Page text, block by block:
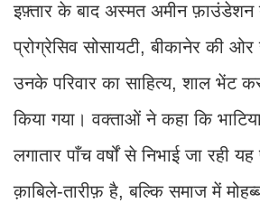
इफ़्तार के बाद अस्मत अमीन फ़ाउंडेशन
प्रोग्रेसिव सोसायटी, बीकानेर की
उनके परिवार का साहित्य, शाल भेंट
किया गया। वक्ताओं ने कहा कि भाटिया
लगातार पाँच वर्षों से निभाई जा रही यह
क़ाबिले-तारीफ़ है, बल्कि समाज में